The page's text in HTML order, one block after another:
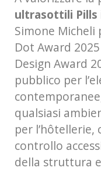
ultrasottili Pills
Simone Micheli
Dot Award
Design Award
pubblico per
qualsiasi
per l’hôtellerie,
controllo
della struttura